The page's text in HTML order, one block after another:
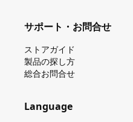
サポート・お問合せ
ストアガイド
製品の探し⽅
総合お問合せ
Language